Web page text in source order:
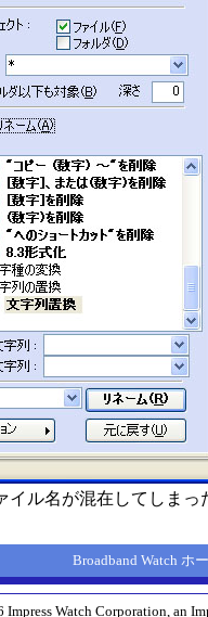
イル名が混在してしまっ
Broadband Watch ホ
Watch Corporation, an